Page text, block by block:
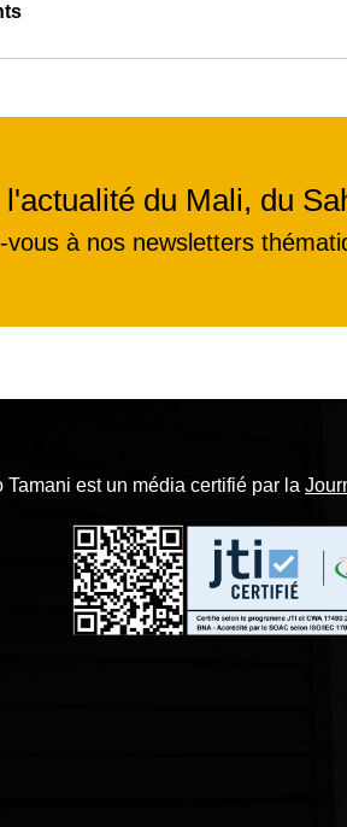
du Mali, du
vous à nos newsletters
Tamani est un média certifié par la